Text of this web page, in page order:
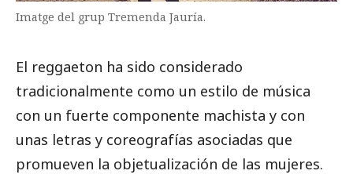
Imatge del grup Tremenda Jauría.
El reggaeton ha sido considerado
tradicionalmente como un estilo de música
con un fuerte componente machista y con
unas letras y coreografías asociadas que
promueven la objetualización de las mujeres.